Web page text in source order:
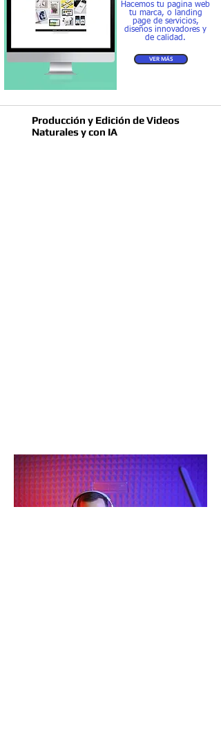
Hacemos tu pagina web
tu marca, o landing
page de servicios,
diseños innovadores y
de calidad.
VER MÁS
Producción y Edición de Videos
Naturales y con IA